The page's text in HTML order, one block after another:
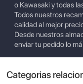
o Kawasaki y todas
Todos nuestros
calidad al mejor
Desde nuestros
enviar tu pedido lo
Categorias